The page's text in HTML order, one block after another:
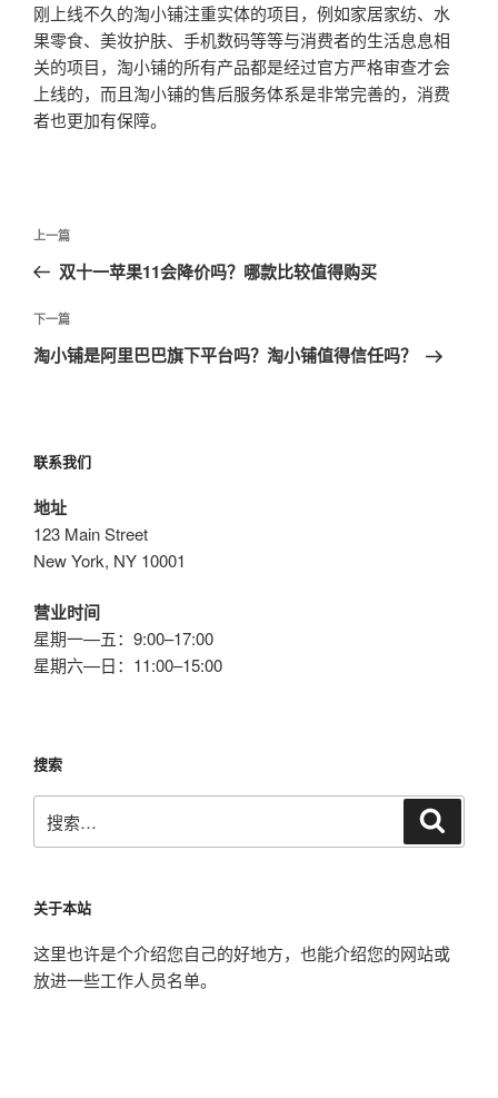
刚上线不久的淘小铺注重实体的项目，例如家居家纺、水
果零食、美妆护肤、手机数码等等与消费者的生活息息相
关的项目，淘小铺的所有产品都是经过官方严格审查才会
上线的，而且淘小铺的售后服务体系是非常完善的，消费
者也更加有保障。
文
导
航
上
一
文
章
上一篇
双十一苹果11会降价吗？哪款比较值得购买
下
一
下一篇
淘小铺是阿里巴巴旗下平台吗？淘小铺值得信任吗？
联系我们
地址
123 Main Street
New York, NY 10001
营业时间
星期一—五：9:00–17:00
星期六—日：11:00–15:00
搜索
索：
关于本站
这里也许是个介绍您自己的好地方，也能介绍您的网站或
放进一些工作人员名单。